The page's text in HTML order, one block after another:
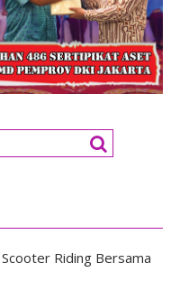
Riding Bersama